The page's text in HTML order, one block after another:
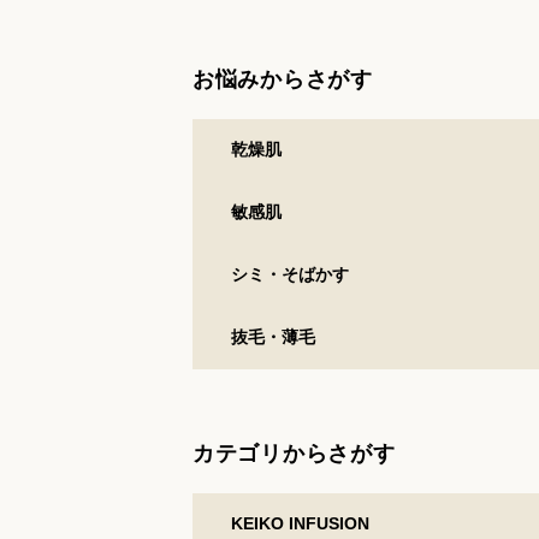
お悩みからさがす
乾燥肌
敏感肌
シミ・そばかす
抜毛・薄毛
カテゴリからさがす
KEIKO INFUSION